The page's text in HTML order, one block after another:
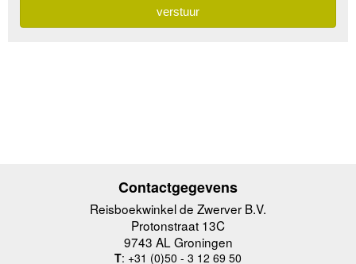
Contactgegevens
Reisboekwinkel de Zwerver B.V.
Protonstraat 13C
9743 AL Groningen
T: +31 (0)50 - 3 12 69 50